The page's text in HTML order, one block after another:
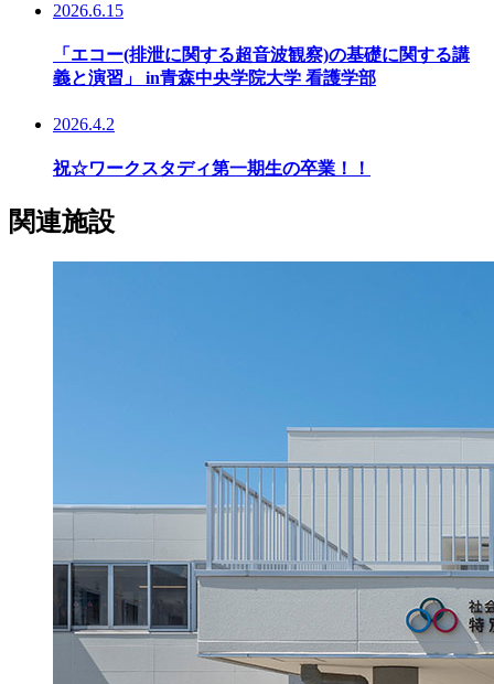
2026.6.15
「エコー(排泄に関する超音波観察)の基礎に関する講
義と演習」 in青森中央学院大学 看護学部
2026.4.2
祝☆ワークスタディ第一期生の卒業！！
関連施設